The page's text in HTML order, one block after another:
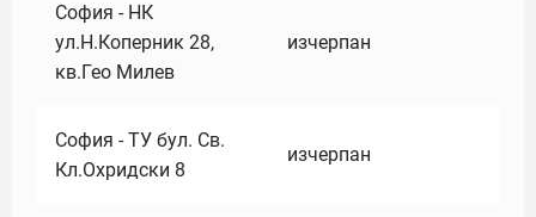
София - НК
ул.Н.Коперник 28,
кв.Гео Милев
изчерпан
София - ТУ бул. Св.
Кл.Охридски 8
изчерпан